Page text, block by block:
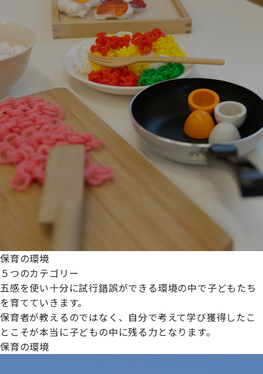
保育の環境
５つのカテゴリー
五感を使い十分に試行錯誤ができる環境の中で子どもたち
を育てていきます。
保育者が教えるのではなく、自分で考えて学び獲得したこ
とこそが本当に子どもの中に残る力となります。
保育の環境